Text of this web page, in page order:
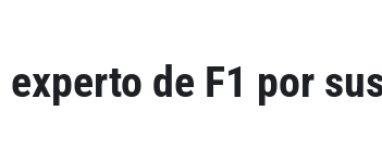
experto de F1 por